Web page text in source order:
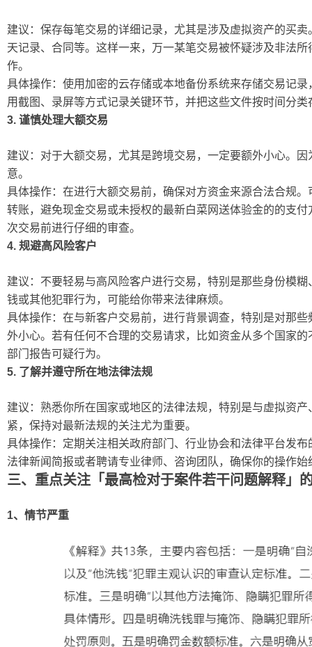
建议：保存每笔交易的详细记录，尤其是涉及虚拟资产的买
天记录、合同等。这样一来，万一某笔交易被怀疑涉及非法
作。
具体操作：使用加密的云存储或本地备份系统来存储交易记
用截图、录屏等方式记录关键环节，并把这些文件按时间分类
3. 谨慎处理大额交易
建议：对于大额交易，尤其是跨境交易，一定要额外小心。
意。
具体操作：在进行大额交易前，确保对方资金来源合法合规
转账，避免现金交易或未授权的最新白菜网送体验金的的支
次交易前进行仔细的审查。
4. 规避高风险客户
建议：不要轻易与高风险客户进行交易，特别是那些身份模
钱或其他犯罪行为，可能给你带来法律麻烦。
具体操作：在与新客户交易前，进行背景调查，特别是对那
外小心。若有任何不合理的交易请求，比如资金从多个国家
部门报告可疑行为。
5. 了解并遵守所在地法律法规
建议：熟悉你所在国家或地区的法律法规，特别是与虚拟资
紧，保持对最新法规的关注尤为重要。
具体操作：定期关注相关政府部门、行业协会和法律平台发
法律新闻简报或者聘请专业律师、咨询团队，确保你的操作
三、重点关注「最高检对于案件若干问题解释」
1、情节严重